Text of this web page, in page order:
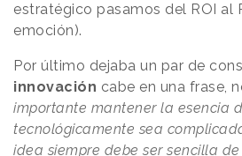
estratégico pasamos del ROI al
emoción).
Por último dejaba un par de
innovación cabe en una frase,
importante mantener la esencia
tecnológicamente sea
idea siempre debe ser sencilla